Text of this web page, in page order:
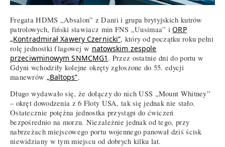
Fregata HDMS „Absalon” z Danii i grupa brytyjskich kutrów
patrolowych, fiński stawiacz min FNS „Uusimaa” iORP
„Kontradmirał Xawery Czernicki”, który od początku roku pełni
rolę jednostki flagowej w natowskim zespole
przeciwminowym SNMCMG1 . Przez ostatnie dni do portu w
Gdyni wchodziły kolejne okręty zgłoszone do 55. edycji
manewrów „Baltops”.
Długo wydawało się, że dołączy do nich USS „Mount Whitney”
– okręt dowodzenia z 6 Floty USA, tak się jednak nie stało.
Ostatecznie potężna jednostka przystąpi do ćwiczeń
bezpośrednio na morzu. Niezależnie jednak od tego, przy
nabrzeżach miejscowego portu wojennego panował dziś ścisk
niewidziany w tym miejscu od dobrych kilku lat.